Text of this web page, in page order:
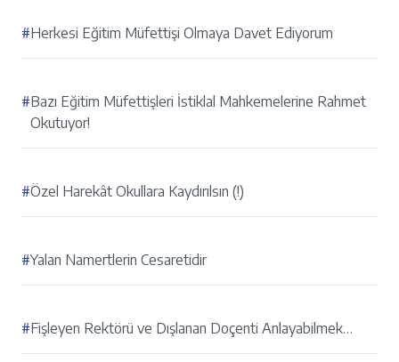
#Herkesi Eğitim Müfettişi Olmaya Davet Ediyorum
#Bazı Eğitim Müfettişleri İstiklal Mahkemelerine Rahmet
Okutuyor!
#Özel Harekât Okullara Kaydırılsın (!)
#Yalan Namertlerin Cesaretidir
#Fişleyen Rektörü ve Dışlanan Doçenti Anlayabilmek…